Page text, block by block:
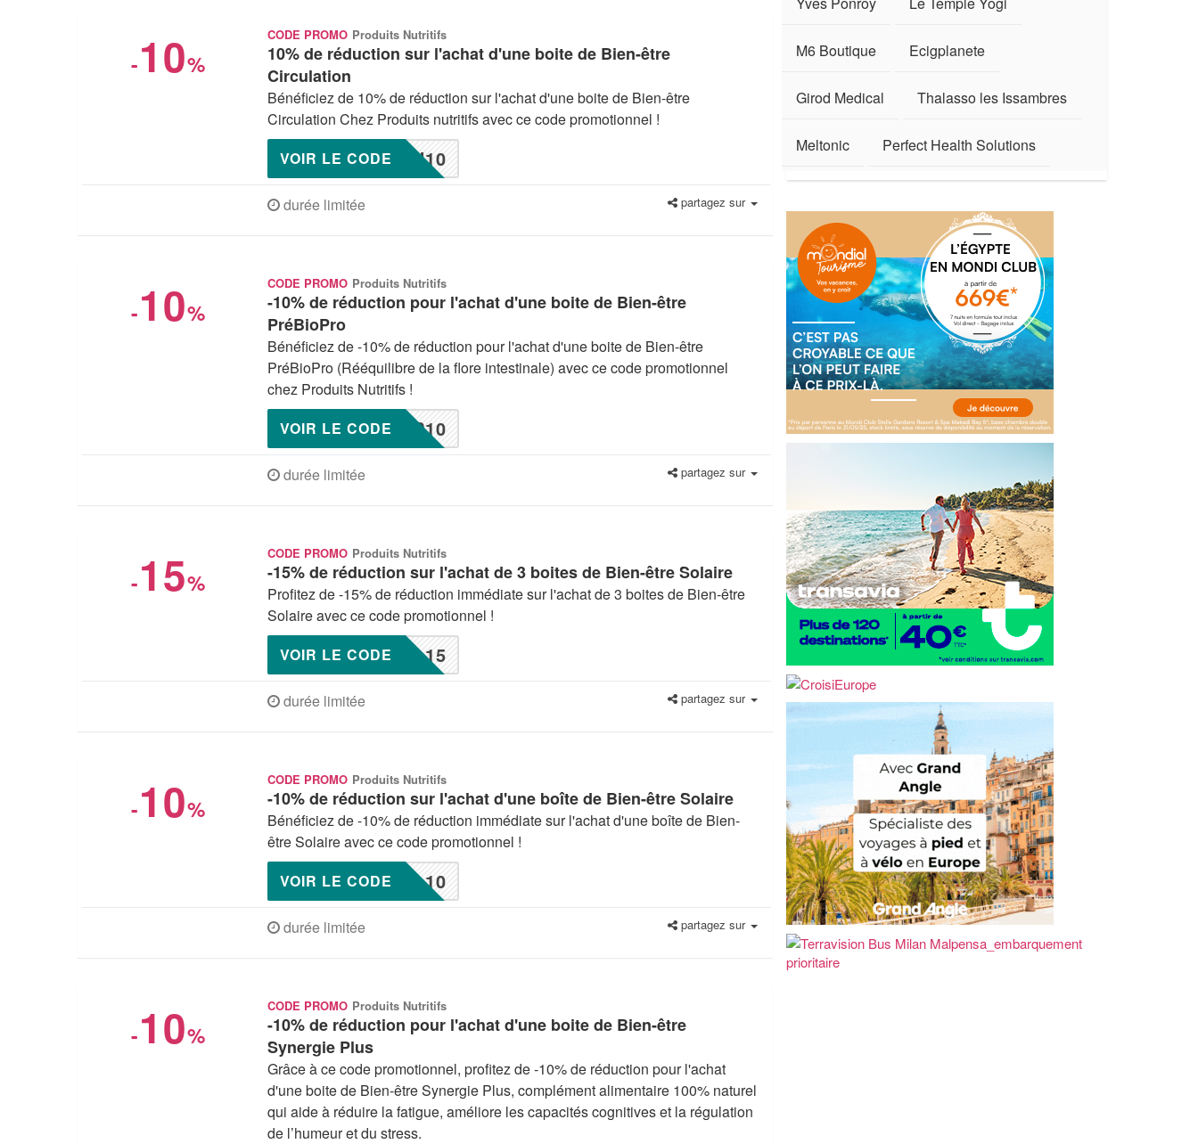
-10%
CODE PROMO Produits Nutritifs
10% de réduction sur l'achat d'une boite de Bien-être
Circulation
Bénéficiez de 10% de réduction sur l'achat d'une boite de Bien-être
Circulation Chez Produits nutritifs avec ce code promotionnel !
U10
VOIR LE CODE
durée limitée partagez sur
-10%
CODE PROMO Produits Nutritifs
-10% de réduction pour l'achat d'une boite de Bien-être
PréBioPro
Bénéficiez de -10% de réduction pour l'achat d'une boite de Bien-être
PréBioPro (Rééquilibre de la flore intestinale) avec ce code promotionnel
chez Produits Nutritifs !
P10
VOIR LE CODE
durée limitée partagez sur
-15%
CODE PROMO Produits Nutritifs
-15% de réduction sur l'achat de 3 boites de Bien-être Solaire
Profitez de -15% de réduction immédiate sur l'achat de 3 boites de Bien-être
Solaire avec ce code promotionnel !
L15
VOIR LE CODE
durée limitée partagez sur
-10%
CODE PROMO Produits Nutritifs
-10% de réduction sur l'achat d'une boîte de Bien-être Solaire
Bénéficiez de -10% de réduction immédiate sur l'achat d'une boîte de Bien-
être Solaire avec ce code promotionnel !
L10
VOIR LE CODE
durée limitée partagez sur
-10%
CODE PROMO Produits Nutritifs
-10% de réduction pour l'achat d'une boite de Bien-être
Synergie Plus
Grâce à ce code promotionnel, profitez de -10% de réduction pour l'achat
d'une boite de Bien-être Synergie Plus, complément alimentaire 100% naturel
qui aide à réduire la fatigue, améliore les capacités cognitives et la régulation
de l’humeur et du stress.
M6 Boutique Ecigplanete
Girod Medical Thalasso les Issambres
Meltonic Perfect Health Solutions